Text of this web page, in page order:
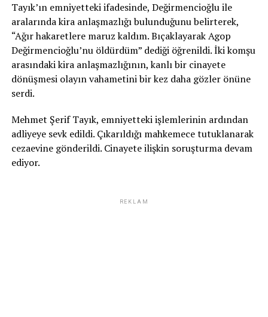
Tayık’ın emniyetteki ifadesinde, Değirmencioğlu ile
aralarında kira anlaşmazlığı bulunduğunu belirterek,
“Ağır hakaretlere maruz kaldım. Bıçaklayarak Agop
Değirmencioğlu’nu öldürdüm” dediği öğrenildi. İki komşu
arasındaki kira anlaşmazlığının, kanlı bir cinayete
dönüşmesi olayın vahametini bir kez daha gözler önüne
serdi.
Mehmet Şerif Tayık, emniyetteki işlemlerinin ardından
adliyeye sevk edildi. Çıkarıldığı mahkemece tutuklanarak
cezaevine gönderildi. Cinayete ilişkin soruşturma devam
ediyor.
REKLAM